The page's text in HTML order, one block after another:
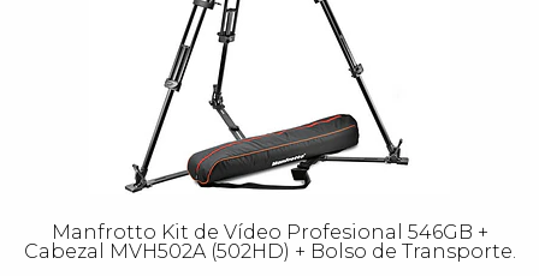
Manfrotto Kit de Vídeo Profesional 546GB +
Cabezal MVH502A (502HD) + Bolso de Transporte.